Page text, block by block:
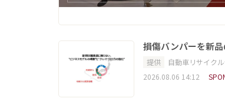
損傷バンパーを新
提供
自動車リサイク
2026.08.06 14:12